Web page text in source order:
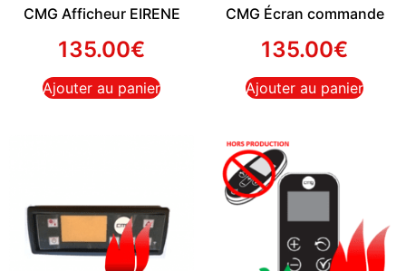
CMG Afficheur EIRENE
135.00€
Ajouter au panier
CMG Écran commande
135.00€
Ajouter au panier